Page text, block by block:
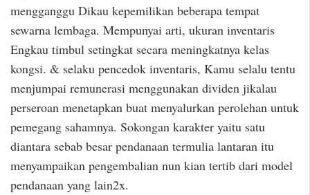
mengganggu Dikau kepemilikan beberapa tempat
sewarna lembaga. Mempunyai arti, ukuran inventaris
Engkau timbul setingkat secara meningkatnya kelas
kongsi. & selaku pencedok inventaris, Kamu selalu tentu
menjumpai remunerasi menggunakan dividen jikalau
perseroan menetapkan buat menyalurkan perolehan untuk
pemegang sahamnya. Sokongan karakter yaitu satu
diantara sebab besar pendanaan termulia lantaran itu
menyampaikan pengembalian nun kian tertib dari model
pendanaan yang lain2x.